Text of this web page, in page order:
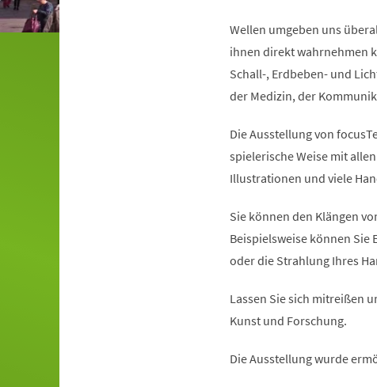
Wellen umgeben uns
ihnen direkt wahrnehmen
Schall-, Erdbeben- und
der Medizin, der
Die Ausstellung von
spielerische Weise mit
Illustrationen und viele
Sie können den Klängen
Beispielsweise können Sie
oder die Strahlung Ihres
Lassen Sie sich mitreißen
Kunst und Forschung.
Die Ausstellung wurde